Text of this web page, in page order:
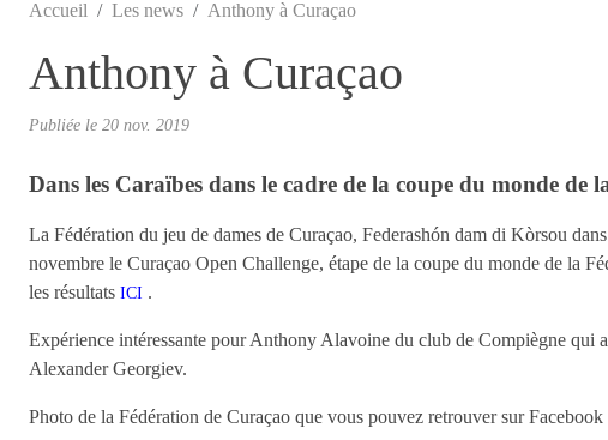
Accueil Les news Anthony à Curaçao
Anthony à Curaçao
Publiée le 20 nov. 2019
Dans les Caraïbes dans le cadre de la coupe du monde de
La Fédération du jeu de dames de Curaçao, Federashón dam di Kòrsou
novembre le Curaçao Open Challenge, étape de la coupe du monde de la
les résultats ICI .
Expérience intéressante pour Anthony Alavoine du club de Compiègne qui
Alexander Georgiev.
Photo de la Fédération de Curaçao que vous pouvez retrouver sur Facebook